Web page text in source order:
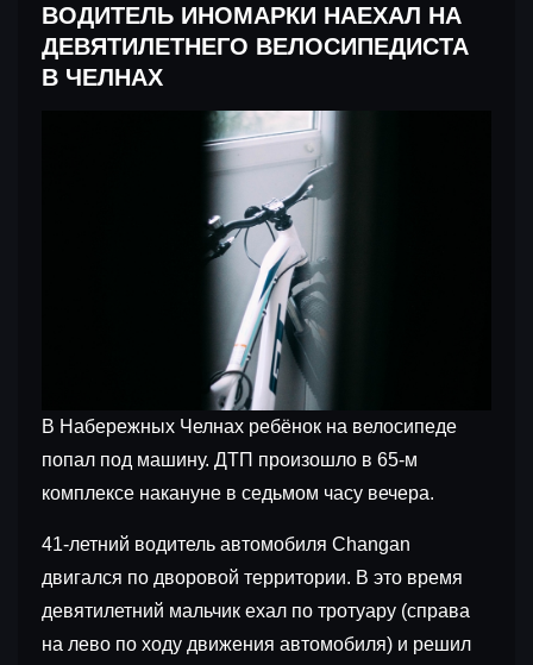
ВОДИТЕЛЬ ИНОМАРКИ НАЕХАЛ НА
ДЕВЯТИЛЕТНЕГО ВЕЛОСИПЕДИСТА
В ЧЕЛНАХ
В Набережных Челнах ребёнок на велосипеде
попал под машину. ДТП произошло в 65-м
комплексе накануне в седьмом часу вечера.
41-летний водитель автомобиля Changan
двигался по дворовой территории. В это время
девятилетний мальчик ехал по тротуару (справа
на лево по ходу движения автомобиля) и решил